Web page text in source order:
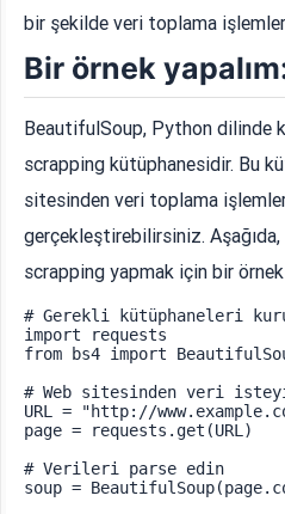
bir şekilde veri toplama
Bir örnek
BeautifulSoup, Python dilinde
scrapping kütüphanesidir. Bu
sitesinden veri toplama
gerçekleştirebilirsiniz.
scrapping yapmak için bir
# Gerekli kütüphaneleri
import requests
from bs4 import
# Web sitesinden veri
URL = "http://
page = requests.get(URL)
# Verileri parse edin
soup =